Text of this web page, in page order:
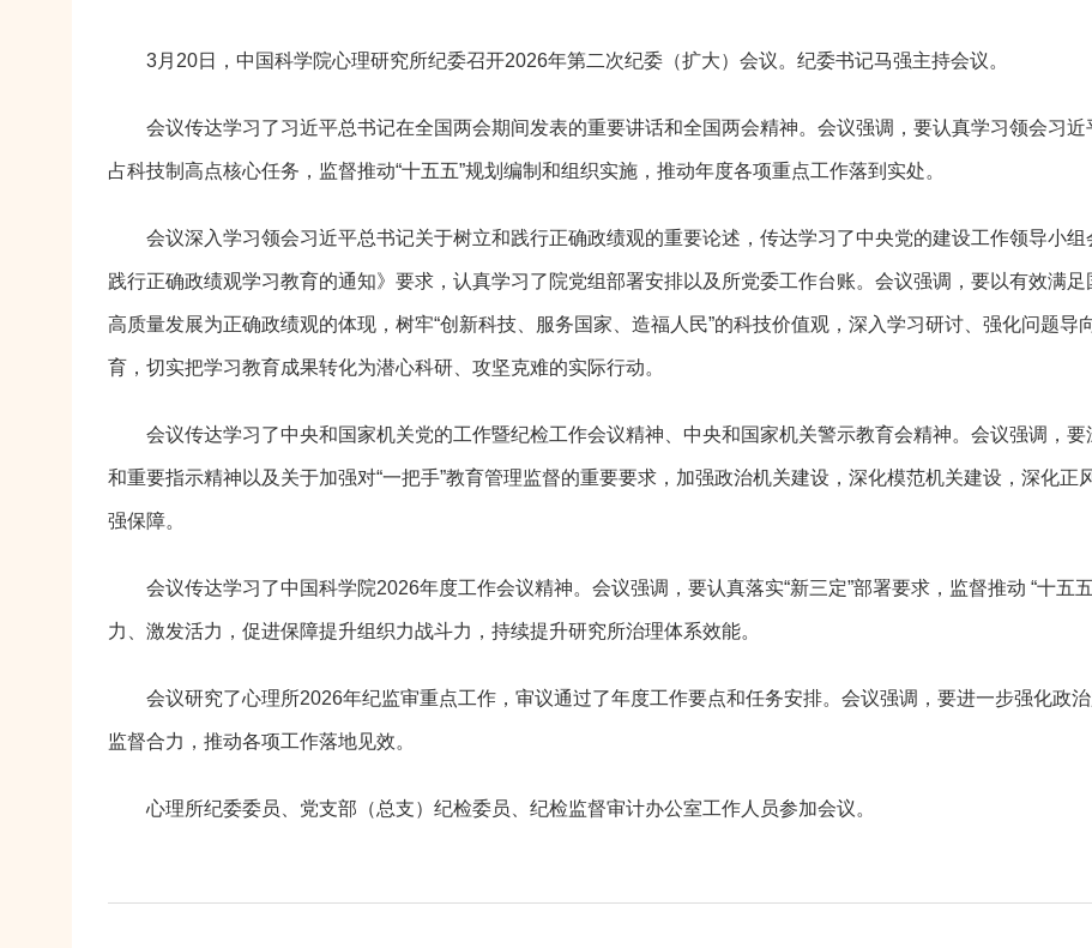
3月20日，中国科学院心理研究所纪委召开2026年第二次纪委（扩大）会议。纪委书记马强主持会议。
会议传达学习了习近平总书记在全国两会期间发表的重要讲话和全国两会精神。会议强调，要认真学习领会习
占科技制高点核心任务，监督推动“十五五”规划编制和组织实施，推动年度各项重点工作落到实处。
会议深入学习领会习近平总书记关于树立和践行正确政绩观的重要论述，传达学习了中央党的建设工作领导小
践行正确政绩观学习教育的通知》要求，认真学习了院党组部署安排以及所党委工作台账。会议强调，要以有效满
高质量发展为正确政绩观的体现，树牢“创新科技、服务国家、造福人民”的科技价值观，深入学习研讨、强化问题
育，切实把学习教育成果转化为潜心科研、攻坚克难的实际行动。
会议传达学习了中央和国家机关党的工作暨纪检工作会议精神、中央和国家机关警示教育会精神。会议强调，
和重要指示精神以及关于加强对“一把手”教育管理监督的重要要求，加强政治机关建设，深化模范机关建设，深化
强保障。
会议传达学习了中国科学院2026年度工作会议精神。会议强调，要认真落实“新三定”部署要求，监督推动 “十五
力、激发活力，促进保障提升组织力战斗力，持续提升研究所治理体系效能。
会议研究了心理所2026年纪监审重点工作，审议通过了年度工作要点和任务安排。会议强调，要进一步强化政
监督合力，推动各项工作落地见效。
心理所纪委委员、党支部（总支）纪检委员、纪检监督审计办公室工作人员参加会议。